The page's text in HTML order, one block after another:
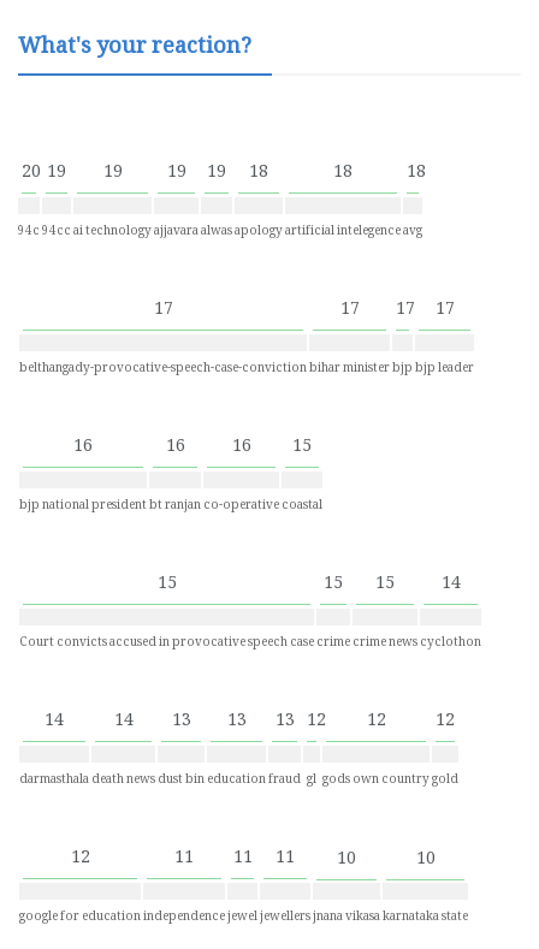
What's your reaction?
20
94c
19
94cc
19
ai technology
19
ajjavara
19
alwas
18
apology
18
artificial intelegence
18
avg
17
belthangady-provocative-speech-case-conviction
17
bihar minister
17
bjp
17
bjp leader
16
bjp national president
16
bt ranjan
16
co-operative
15
coastal
15
Court convicts accused in provocative speech case
15
crime
15
crime news
14
cyclothon
14
darmasthala
14
death news
13
dust bin
13
education
13
fraud
12
gl
12
gods own country
12
gold
12
google for education
11
independence
11
jewel
11
jewellers
10
jnana vikasa
10
karnataka state